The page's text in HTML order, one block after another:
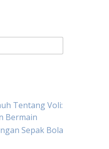
Tentang Voli:
Bermain
Sepak Bola